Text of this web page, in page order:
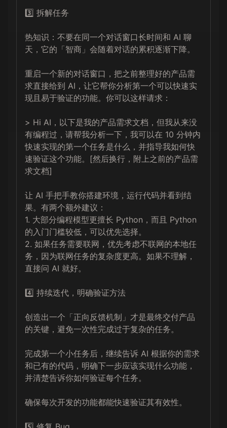
3️⃣ 拆解任务
热知识：不要在同一个对话窗口长时间和 AI 聊
天，它的「智商」会随着对话的累积逐渐下降。
重启一个新的对话窗口，把之前整理好的产品需
求直接给到 AI，让它帮你分析第一个可以快速实
现且易于验证的功能。你可以这样请求：
> Hi AI，以下是我的产品需求文档，但我从来没
有编程过，请帮我分析一下，我可以在 10 分钟内
快速实现的第一个任务是什么，并指导我如何快
速验证这个功能。[然后换行，附上之前的产品需
求文档]
让 AI 手把手教你搭建环境，运行代码并看到结
果。有两个额外建议：
1. 大部分编程模型更擅长 Python，而且 Python
的入门门槛较低，可以优先选择。
2. 如果任务需要联网，优先考虑不联网的本地任
务，因为联网任务的复杂度更高。如果不理解，
直接问 AI 就好。
4️⃣ 持续迭代，明确验证方法
创造出一个「正向反馈机制」才是最终交付产品
的关键，避免一次性完成过于复杂的任务。
完成第一个小任务后，继续告诉 AI 根据你的需求
和已有的代码，明确下一步应该实现什么功能，
并清楚告诉你如何验证每个任务。
确保每次开发的功能都能快速验证其有效性。